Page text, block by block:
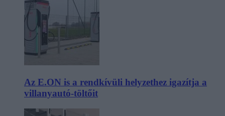
Az E.ON is a rendkívüli helyzethez igazítja a
villanyautó-töltőit